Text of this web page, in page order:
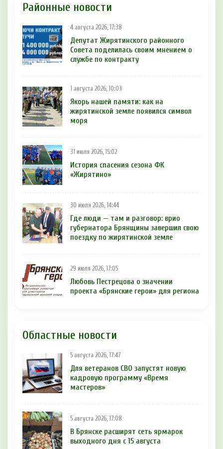
Районные новости
4 августа 2026, 17:38
Депутат Жирятинского районного
Совета поделилась своим мнением о
службе по контракту
1 августа 2026, 10:03
Якорь нашей памяти: как на
жирятинской земле появился символ
моря
31 июля 2026, 15:02
История спасения сезона ФК
«Жирятино»
30 июля 2026, 14:44
Где люди — там и разговор: врио
губернатора Брянщины завершил свою
поездку по жирятинской земле
29 июля 2026, 17:05
Любовь Пестрецова о значении
проекта «Брянские герои» для региона
Областные новости
5 августа 2026, 17:47
Для ветеранов СВО запустят новую
кадровую программу «Время
мастеров»
5 августа 2026, 17:08
В Брянске расширят сеть ярмарок
выходного дня с 15 августа